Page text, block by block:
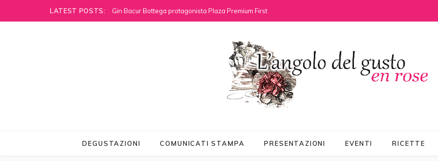
LATEST POSTS: Gin Bacur Bottega protagonista Plaza Premium First
DEGUSTAZIONI COMUNICATI STAMPA PRESENTAZIONI EVENTI RICETTE